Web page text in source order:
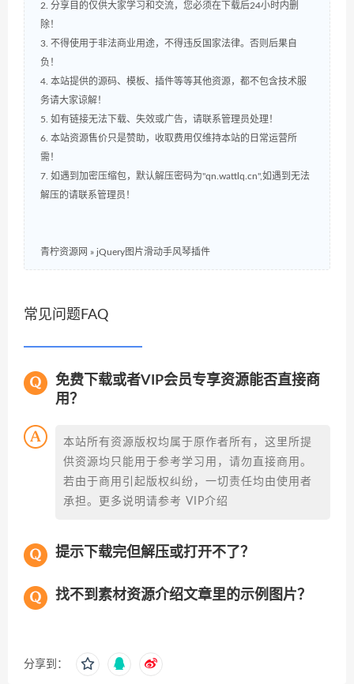
2. 分享目的仅供大家学习和交流，您必须在下载后24小时内删
除！
3. 不得使用于非法商业用途，不得违反国家法律。否则后果自
负！
4. 本站提供的源码、模板、插件等等其他资源，都不包含技术服
务请大家谅解！
5. 如有链接无法下载、失效或广告，请联系管理员处理！
6. 本站资源售价只是赞助，收取费用仅维持本站的日常运营所
需！
7. 如遇到加密压缩包，默认解压密码为"qn.wattlq.cn",如遇到无法
解压的请联系管理员！
青柠资源网 » jQuery图片滑动手风琴插件
常见问题FAQ
免费下载或者VIP会员专享资源能否直接商
用？
本站所有资源版权均属于原作者所有，这里所提
供资源均只能用于参考学习用，请勿直接商用。
若由于商用引起版权纠纷，一切责任均由使用者
承担。更多说明请参考 VIP介绍
提示下载完但解压或打开不了？
找不到素材资源介绍文章里的示例图片？
分享到：